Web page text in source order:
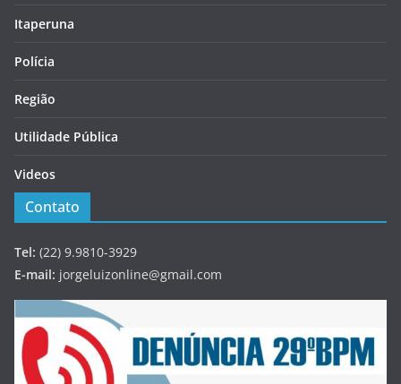
Itaperuna
Polícia
Região
Utilidade Pública
Videos
Contato
Tel: (22) 9.9810-3929
E-mail: jorgeluizonline@gmail.com